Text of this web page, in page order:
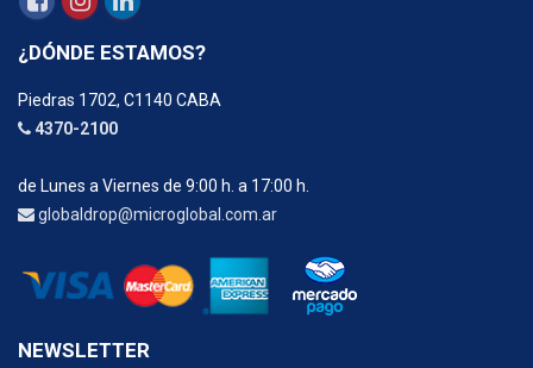
¿DÓNDE ESTAMOS?
Piedras 1702, C1140 CABA
4370-2100
de Lunes a Viernes de 9:00 h. a 17:00 h.
globaldrop@microglobal.com.ar
NEWSLETTER